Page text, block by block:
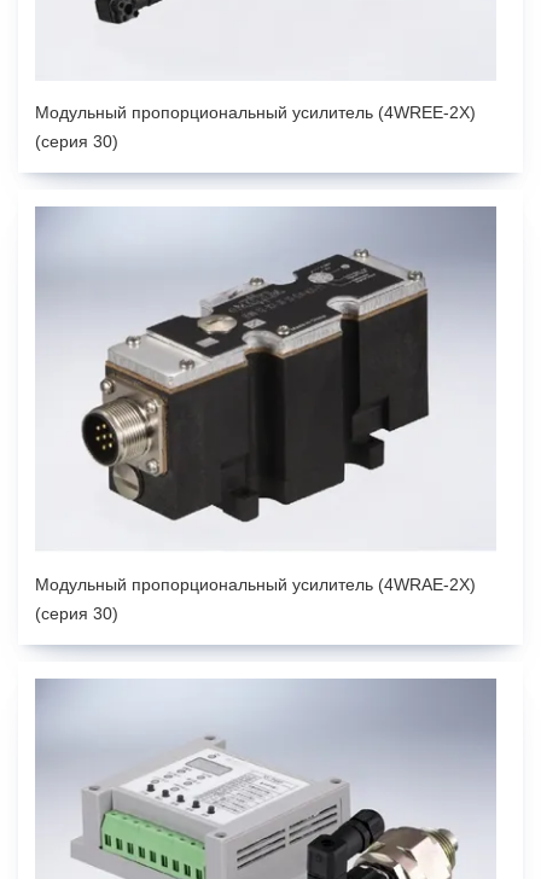
Модульный пропорциональный усилитель (4WREE-2X)
(серия 30)
Модульный пропорциональный усилитель (4WRAE-2X)
(серия 30)